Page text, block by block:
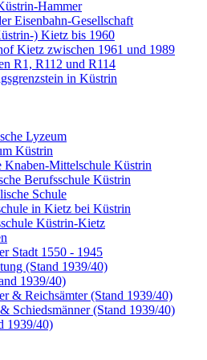
Hammer
Eisenbahn-Gesellschaft
) Kietz bis 1960
Kietz zwischen 1961 und 1989
R1, R112 und R114
in Küstrin
Lyzeum
Küstrin
Knaben-Mittelschule Küstrin
Berufsschule Küstrin
Schule
in Kietz bei Küstrin
Küstrin-Kietz
Stadt 1550 - 1945
(Stand 1939/40)
1939/40)
& Reichsämter (Stand 1939/40)
Schiedsmänner (Stand 1939/40)
1939/40)